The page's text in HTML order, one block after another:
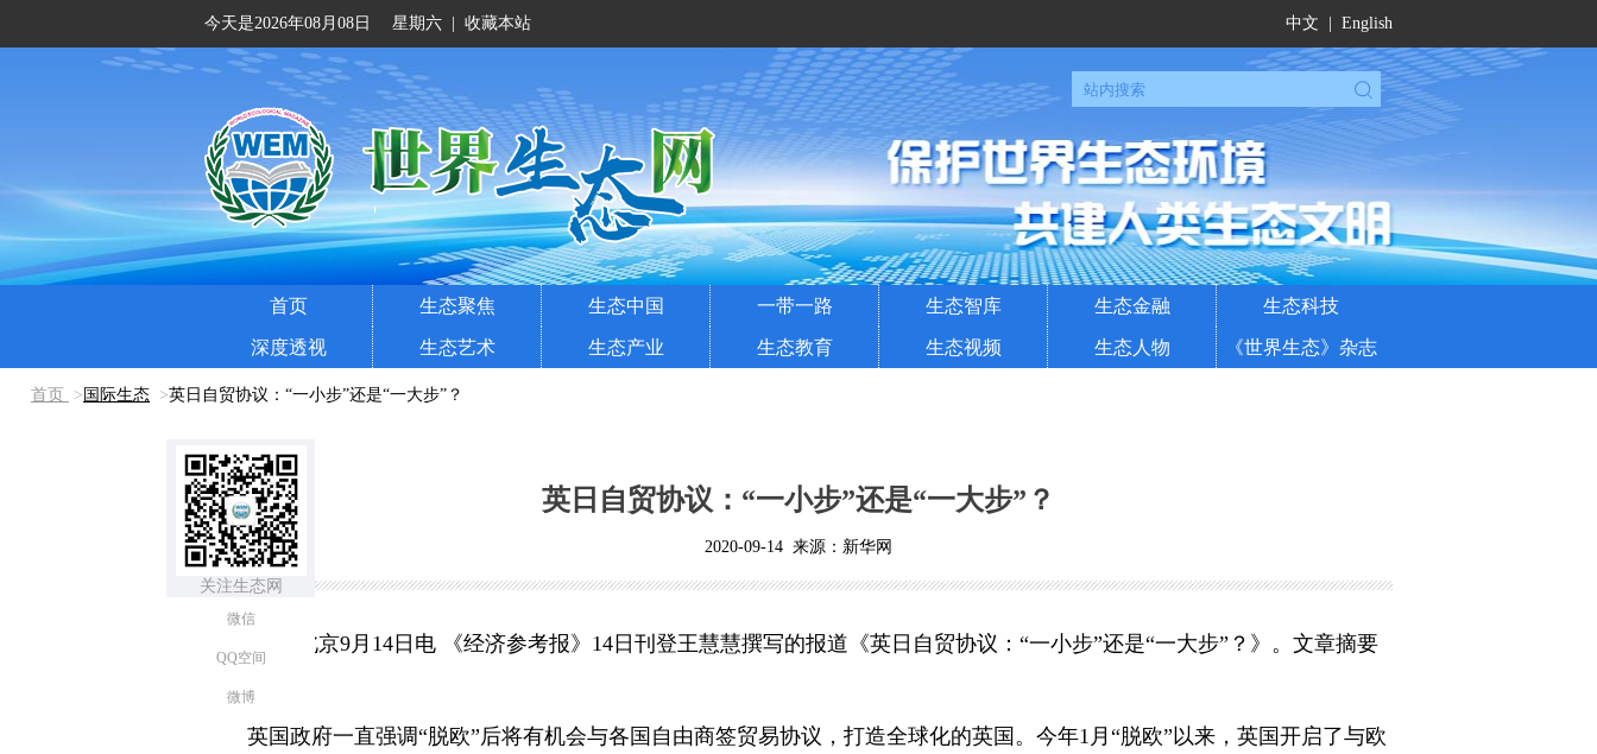
今天是2026年08月08日 星期六 收藏本站 中文 English
首页 生态聚焦 生态中国 一带一路 生态智库 生态金融 生态科技
深度透视 生态艺术 生态产业 生态教育 生态视频 生态人物 《世界生态》杂志
首页 > 国际生态 >英日自贸协议：“一小步”还是“一大步”？
英日自贸协议：“一小步”还是“一大步”？
2020-09-14 来源：新华网
新华社北京9月14日电 《经济参考报》14日刊登王慧慧撰写的报道《英日自贸协议：“一小步”还是“一大步”？》。文章摘要
英国政府一直强调“脱欧”后将有机会与各国自由商签贸易协议，打造全球化的英国。今年1月“脱欧”以来，英国开启了与欧
关注生态网
微信
QQ空间
微博